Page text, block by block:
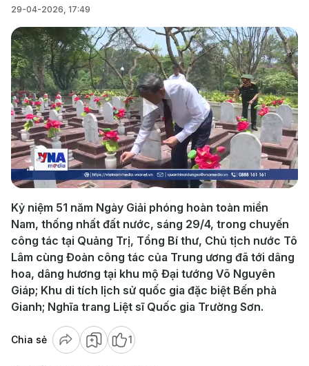
29-04-2026, 17:49
Play
Video
Kỷ niệm 51 năm Ngày Giải phóng hoàn toàn miền
Nam, thống nhất đất nước, sáng 29/4, trong chuyến
công tác tại Quảng Trị, Tổng Bí thư, Chủ tịch nước Tô
Lâm cùng Đoàn công tác của Trung ương đã tới dâng
hoa, dâng hương tại khu mộ Đại tướng Võ Nguyên
Giáp; Khu di tích lịch sử quốc gia đặc biệt Bến phà
Gianh; Nghĩa trang Liệt sĩ Quốc gia Trường Sơn.
Chia sẻ 1